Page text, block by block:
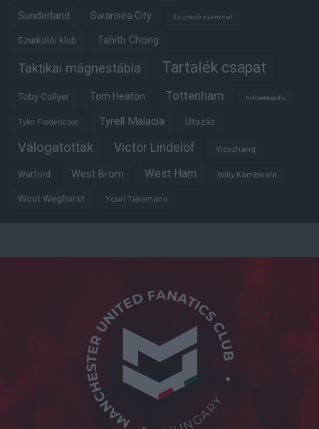
Sunderland Swansea City Szurkoló szemmel
Szurkolói klub Tahith Chong
Taktikai mágnestábla Tartalék csapat
Toby Collyer Tom Heaton Tottenham Trófeabibliográfia
Tyler Fredericson Tyrell Malacia Utazás
Válogatottak Victor Lindelöf Visszhang
Watford West Brom West Ham Willy Kambwala
Wout Weghorst Youri Tielemans